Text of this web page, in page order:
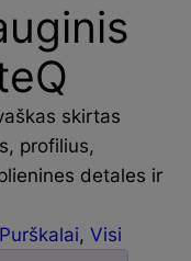
skirtas
profilius,
detales ir
Purškalai, Visi